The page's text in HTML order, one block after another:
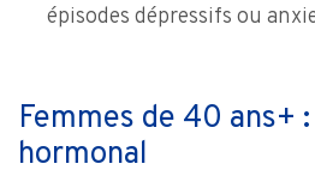
épisodes dépressifs ou
Femmes de 40 ans+
hormonal